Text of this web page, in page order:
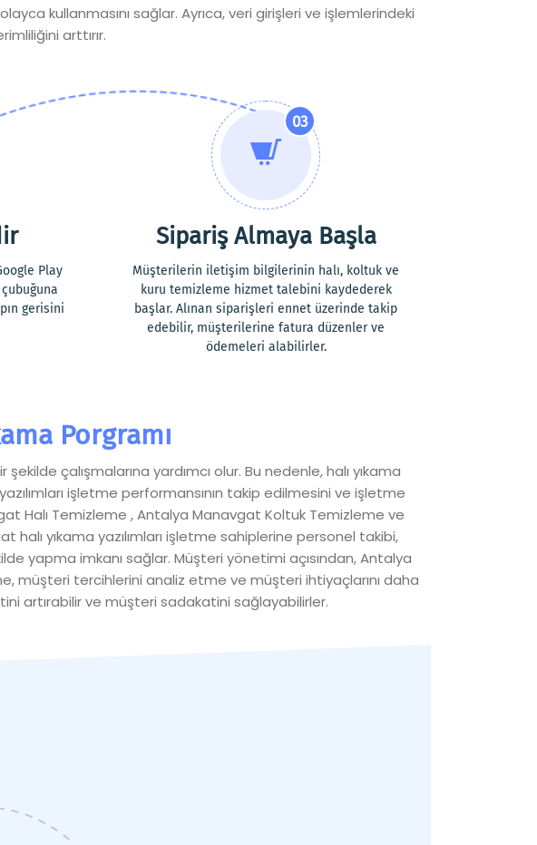
kullanmasını sağlar. Ayrıca, veri girişleri ve işlemlerindeki
arttırır.
Play
gerisini
03
Sipariş Almaya Başla
Müşterilerin iletişim bilgilerinin halı, koltuk ve
kuru temizleme hizmet talebini kaydederek
başlar. Alınan siparişleri ennet üzerinde takip
edebilir, müşterilerine fatura düzenler ve
ödemeleri alabilirler.
Porgramı
çalışmalarına yardımcı olur. Bu nedenle, halı yıkama
işletme performansının takip edilmesini ve işletme
Halı Temizleme , Antalya Manavgat Koltuk Temizleme ve
yıkama yazılımları işletme sahiplerine personel takibi,
yapma imkanı sağlar. Müşteri yönetimi açısından, Antalya
müşteri tercihlerini analiz etme ve müşteri ihtiyaçlarını daha
artırabilir ve müşteri sadakatini sağlayabilirler.